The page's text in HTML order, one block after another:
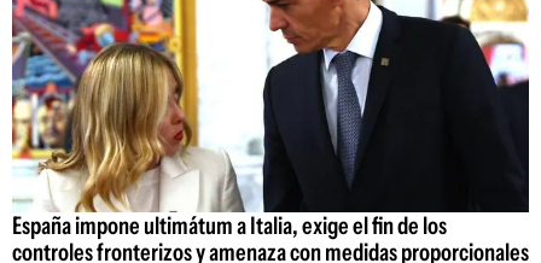
España impone ultimátum a Italia, exige el fin de los
controles fronterizos y amenaza con medidas proporcionales